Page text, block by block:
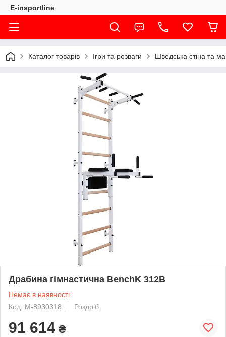
E-insportline
Каталог товарів Ігри та розваги Шведська стіна та
Драбина гімнастична BenchK 312B
Немає в наявності
Код: M-8930318
Роздріб
91 614 ₴